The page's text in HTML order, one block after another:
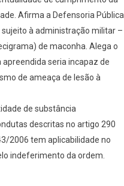
Afirma a Defensoria Pública
à administração militar –
de maconha. Alega o
seria incapaz de
de ameaça de lesão à
de substância
descritas no artigo 290
2006 tem aplicabilidade no
indeferimento da ordem.